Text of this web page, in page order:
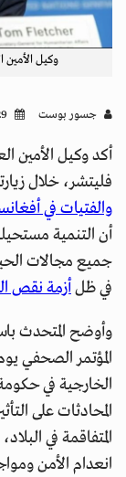
وكيل الأمين
جسور بوست
أكد وكيل الأمين
فليتشر، خلال
والفتيات في
أن التنمية
جميع مجالات
في ظلأزمة نقص
وأوضح المتحدث
المؤتمر الصحفي
الخارجية في
المحادثات على
المتفاقمة في
انعدام الأمن